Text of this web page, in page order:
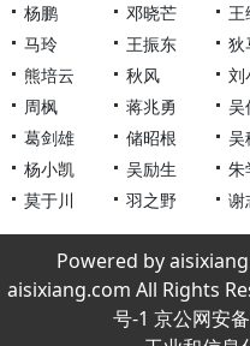
杨鹏
邓晓芒 王
马玲
王振东 狄
熊培云
秋风 刘
周枫
蒋兆勇 吴
葛剑雄
储昭根 吴
杨小凯
吴励生 朱
莫于川
羽之野 谢
Powered by
aisixiang.com All Rights
号-1 京公网安